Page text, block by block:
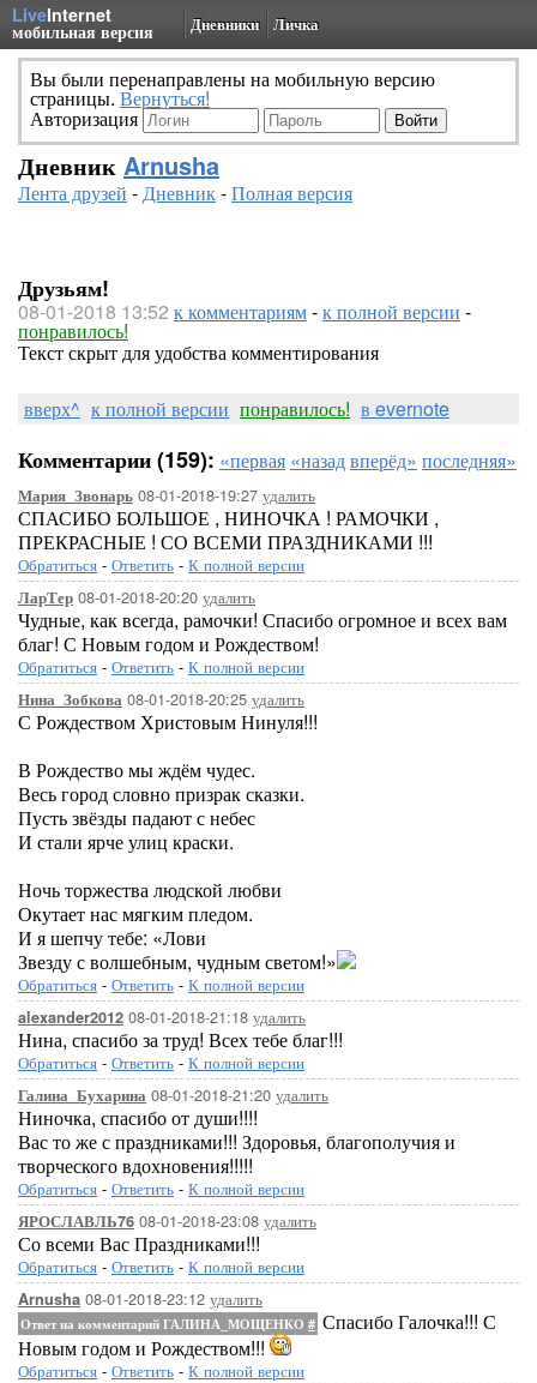
LiveInternet
мобильная версия Дневники Личка
Вы были перенаправлены на мобильную версию
страницы. Вернуться!
Авторизация
Дневник Arnusha
Лента друзей -Дневник-Полная версия
Друзьям!
08-01-2018 13:52 к комментариям-к полной версии -
понравилось!
Текст скрыт для удобства комментирования
вверх^ к полной версии понравилось! в evernote
Комментарии (159): «первая «назадвперёд» последняя»
Мария_Звонарь 08-01-2018-19:27 удалить
СПАСИБО БОЛЬШОЕ , НИНОЧКА ! РАМОЧКИ ,
ПРЕКРАСНЫЕ ! СО ВСЕМИ ПРАЗДНИКАМИ !!!
Обратиться - Ответить - К полной версии
ЛарТер 08-01-2018-20:20 удалить
Чудные, как всегда, рамочки! Спасибо огромное и всех вам
благ! С Новым годом и Рождеством!
Обратиться - Ответить - К полной версии
Нина_Зобкова 08-01-2018-20:25 удалить
С Рождеством Христовым Нинуля!!!
В Рождество мы ждём чудес.
Весь город словно призрак сказки.
Пусть звёзды падают с небес
И стали ярче улиц краски.
Ночь торжества людской любви
Окутает нас мягким пледом.
И я шепчу тебе: «Лови
Звезду с волшебным, чудным светом!»
Обратиться - Ответить - К полной версии
alexander2012 08-01-2018-21:18 удалить
Нина, спасибо за труд! Всех тебе благ!!!
Обратиться - Ответить - К полной версии
Галина_Бухарина 08-01-2018-21:20 удалить
Ниночка, спасибо от души!!!!
Вас то же с праздниками!!! Здоровья, благополучия и
творческого вдохновения!!!!!
Обратиться - Ответить - К полной версии
ЯРОСЛАВЛЬ76 08-01-2018-23:08 удалить
Со всеми Вас Праздниками!!!
Обратиться - Ответить - К полной версии
Arnusha 08-01-2018-23:12 удалить
Ответ на комментарий ГАЛИНА_МОЩЕНКО # Спасибо Галочка!!! С
Новым годом и Рождеством!!!
Обратиться - Ответить - К полной версии